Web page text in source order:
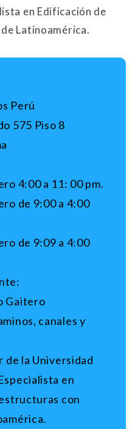
en Edificación de
Latinoamérica.
Perú
575 Piso 8
4:00 a 11: 00 pm.
de 9:00 a 4:00
de 9:09 a 4:00
Gaitero
canales y
la Universidad
en
con